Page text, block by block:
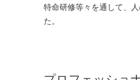
特命研修等々を通して、
た。